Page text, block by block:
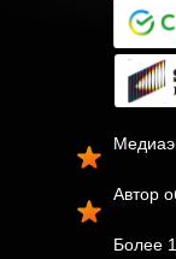
Автор
Более